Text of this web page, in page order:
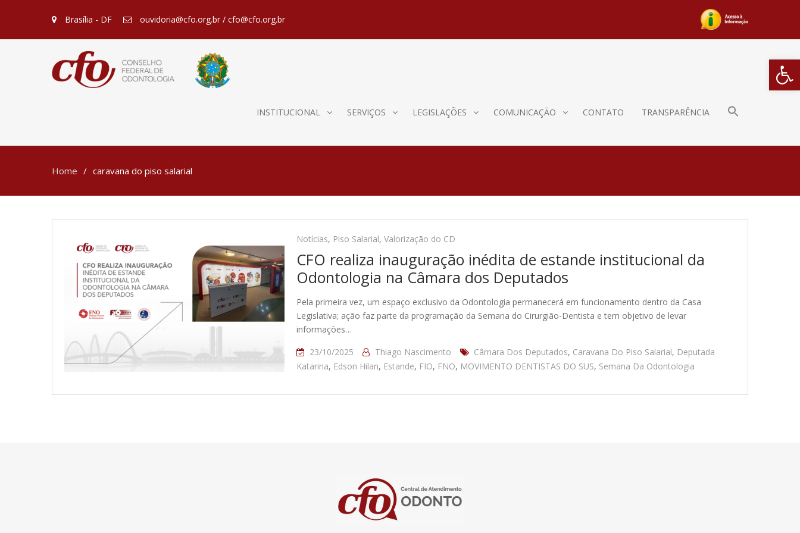
Barra de
Brasília - DF ouvidoria@cfo.org.br / cfo@cfo.org.br
INSTITUCIONAL SERVIÇOS LEGISLAÇÕES COMUNICAÇÃO CONTATO TRANSPARÊNCIA
Home caravana do piso salarial
Notícias, Piso Salarial, Valorização do CD
CFO realiza inauguração inédita de estande institucional da
Odontologia na Câmara dos Deputados
Pela primeira vez, um espaço exclusivo da Odontologia permanecerá em funcionamento dentro da Casa
Legislativa; ação faz parte da programação da Semana do Cirurgião-Dentista e tem objetivo de levar
informações…
23/10/2025
Thiago Nascimento Câmara Dos Deputados, Caravana Do Piso Salarial, Deputada
Katarina, Edson Hilan, Estande, FIO, FNO, MOVIMENTO DENTISTAS DO SUS, Semana Da Odontologia